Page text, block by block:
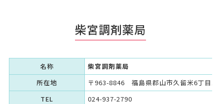
柴宮調剤薬局
名称
柴宮調剤薬局
所在地
〒963-8846 福島県郡山市久留米6丁目
TEL
024-937-2790